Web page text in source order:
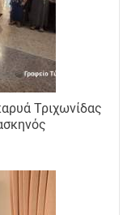
Τριχωνίδας